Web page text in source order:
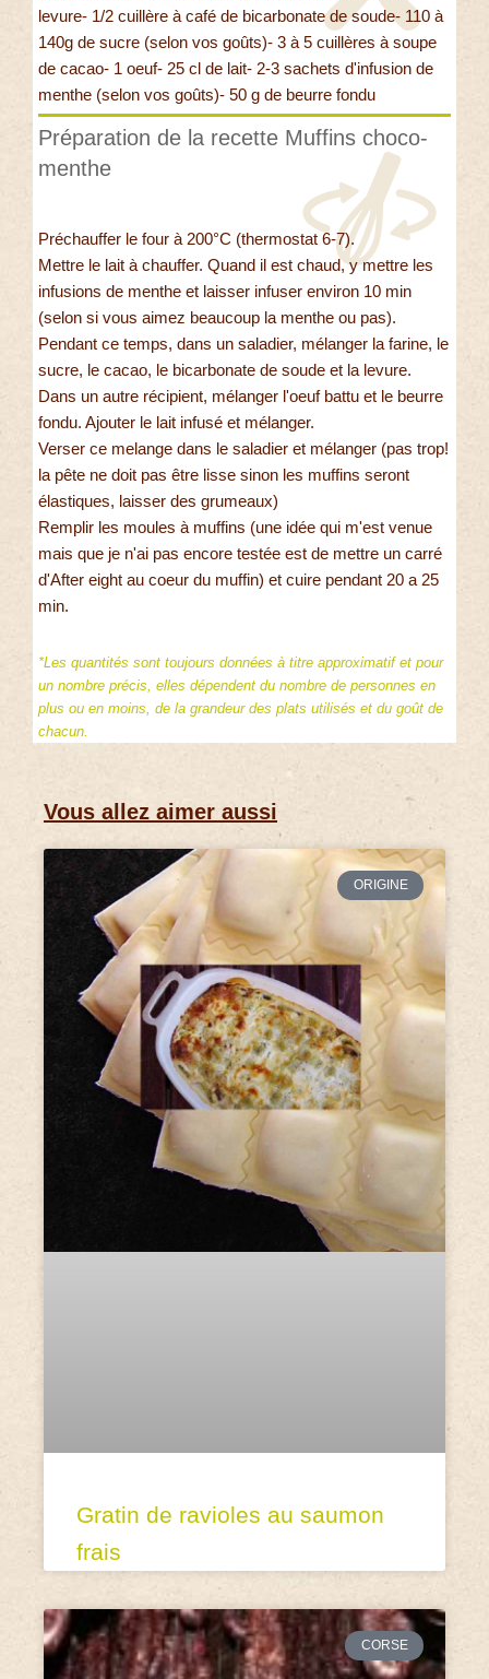
levure- 1/2 cuillère à café de bicarbonate de soude- 110 à
140g de sucre (selon vos goûts)- 3 à 5 cuillères à soupe
de cacao- 1 oeuf- 25 cl de lait- 2-3 sachets d'infusion de
menthe (selon vos goûts)- 50 g de beurre fondu
Préparation de la recette Muffins choco-
menthe
Préchauffer le four à 200°C (thermostat 6-7).
Mettre le lait à chauffer. Quand il est chaud, y mettre les
infusions de menthe et laisser infuser environ 10 min
(selon si vous aimez beaucoup la menthe ou pas).
Pendant ce temps, dans un saladier, mélanger la farine, le
sucre, le cacao, le bicarbonate de soude et la levure.
Dans un autre récipient, mélanger l'oeuf battu et le beurre
fondu. Ajouter le lait infusé et mélanger.
Verser ce melange dans le saladier et mélanger (pas trop!
la pête ne doit pas être lisse sinon les muffins seront
élastiques, laisser des grumeaux)
Remplir les moules à muffins (une idée qui m'est venue
mais que je n'ai pas encore testée est de mettre un carré
d'After eight au coeur du muffin) et cuire pendant 20 a 25
min.
*Les quantités sont toujours données à titre approximatif et pour
un nombre précis, elles dépendent du nombre de personnes en
plus ou en moins, de la grandeur des plats utilisés et du goût de
chacun.
Vous allez aimer aussi
ORIGINE
Gratin de ravioles au saumon
frais
CORSE